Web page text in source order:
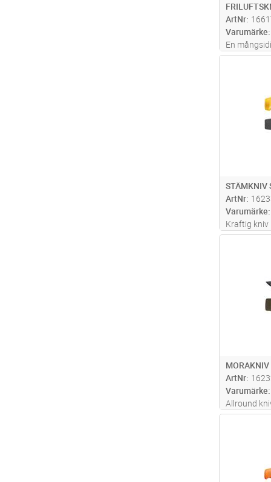
ArtNr
Varumärke
En
tändstål.
STÄMKNIV
ArtNr
Varumärke
Kraftig kniv
Unik
ArtNr
Varumärke
Allround